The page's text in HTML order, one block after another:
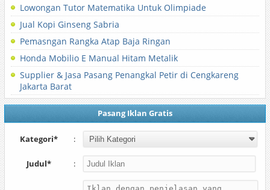
Lowongan Tutor Matematika Untuk Olimpiade
Jual Kopi Ginseng Sabria
Pemasngan Rangka Atap Baja Ringan
Honda Mobilio E Manual Hitam Metalik
Supplier & Jasa Pasang Penangkal Petir di Cengkareng
Jakarta Barat
Pasang Iklan Gratis
Kategori* :
Judul* :